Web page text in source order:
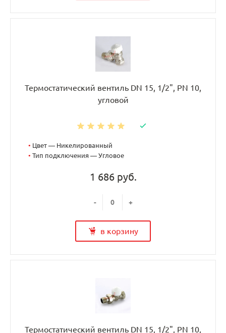
Термостатический вентиль DN 15, 1/2", PN 10,
угловой
• Цвет — Никелированный
• Тип подключения — Угловое
1 686 руб.
- +
в корзину
Термостатический вентиль DN 15, 1/2", PN 10,